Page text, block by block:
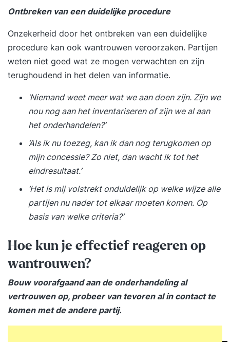
persoonlijke leerdoelen toelichten? Dan plannen
Op basis van je leerdoelen, achtergrond en
aandachtspunten plaatsen we je in een
trainingsgroep met vergelijkbare professionals.
Zo sluit de training optimaal aan op jouw situatie
inspirerende en praktijkgerichte training De
tweedaagse training ‘Onderhandelen Nieuwe Stijl’
trainingsdagen bestaan uit inspirerende
inleidingen, praktische opdrachten en
reflectiemomenten die direct toepasbaar zijn in je
werk. Tussen de twee trainingsdagen door pas je
het geleerde meteen toe in de praktijk. Tijdens de
tweede bijeenkomst bespreek je samen met de
resultaten. Je sluit de training af met een
persoonlijke eindevaluatie en een concreet
actieplan voor de periode daarna. Stap 3. Een
jaar lang toegang tot het Online Learning
Platform Vanaf de eerste trainingsdag krijg je
toegang tot het YEARTH Online Learning
Platform. Hier vind je verdiepende artikelen,
Ontbreken van een duidelijke procedure
Onzekerheid door het ontbreken van een duidelijke
procedure kan ook wantrouwen veroorzaken. Partijen
weten niet goed wat ze mogen verwachten en zijn
terughoudend in het delen van informatie.
‘Niemand weet meer wat we aan doen zijn. Zijn we
nou nog aan het inventariseren of zijn we al aan
het onderhandelen?’
‘Als ik nu toezeg, kan ik dan nog terugkomen op
mijn concessie? Zo niet, dan wacht ik tot het
eindresultaat.’
‘Het is mij volstrekt onduidelijk op welke wijze alle
partijen nu nader tot elkaar moeten komen. Op
basis van welke criteria?’
Hoe kun je effectief reageren op
wantrouwen?
Bouw voorafgaand aan de onderhandeling al
vertrouwen op, probeer van tevoren al in contact te
komen met de andere partij.